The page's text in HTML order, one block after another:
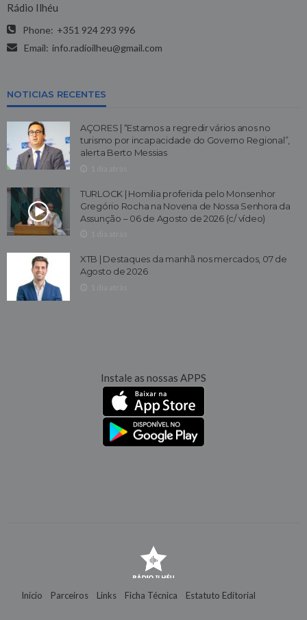
Rádio Ilhéu
Phone: +351 924 293 996
Email: info.radioilheu@gmail.com
NOTICIAS RECENTES
AÇORES | “Estamos a regredir vários anos no
turismo por incapacidade do Governo Regional”,
alerta Berto Messias
TURLOCK | Homilia proferida pelo Monsenhor
Gregório Rocha na Novena de Nossa Senhora da
Assunção – 06 de Agosto de 2026 (c/ vídeo)
XTB | Destaques da manhã nos mercados, 07 de
Agosto de 2026
Instale as nossas APPS
Início Parceiros Links Ficha Técnica Estatuto Editorial